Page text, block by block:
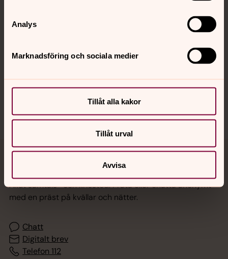
Analys
Marknadsföring och sociala medier
Tillåt alla kakor
Tillåt urval
Avvisa
Sociala kanaler
Jourhavande präst
Akut samtals- och krisstöd. Prata eller chatta anonymt
med en präst på kvällar och nätter.
Chatt
Digitalt brev
Telefon 112